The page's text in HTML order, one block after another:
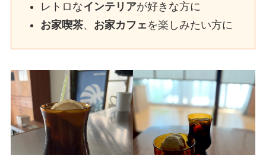
レトロなインテリアが好きな方に
お家喫茶、 お家カフェ を楽しみたい方に